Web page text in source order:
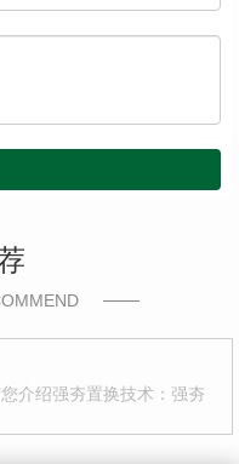
介绍强夯置换技术：强夯